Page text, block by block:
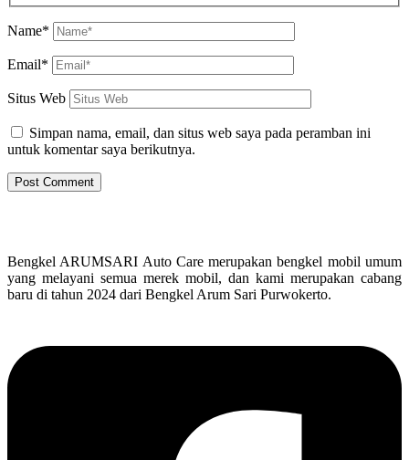
Name*
Email*
Situs Web
Simpan nama, email, dan situs web saya pada peramban ini
untuk komentar saya berikutnya.
Bengkel ARUMSARI Auto Care merupakan bengkel mobil umum
yang melayani semua merek mobil, dan kami merupakan cabang
baru di tahun 2024 dari Bengkel Arum Sari Purwokerto.